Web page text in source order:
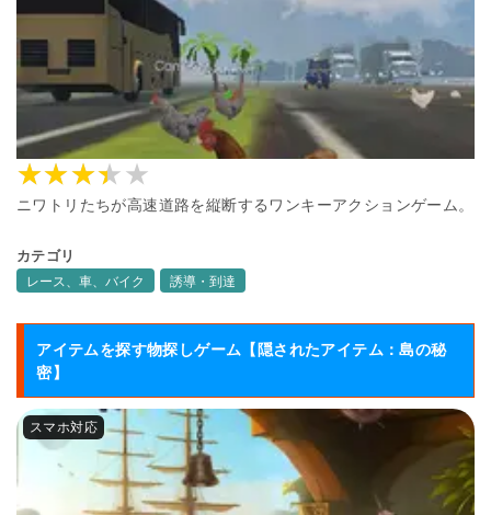
ニワトリたちが高速道路を縦断するワンキーアクションゲーム。
カテゴリ
レース、車、バイク
誘導・到達
アイテムを探す物探しゲーム【隠されたアイテム：島の秘
密】